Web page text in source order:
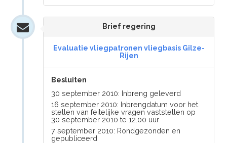
Brief regering
Evaluatie vliegpatronen vliegbasis Gilze-
Rijen
Besluiten
30 september 2010: Inbreng geleverd
16 september 2010: Inbrengdatum voor het
stellen van feitelijke vragen vaststellen op
30 september 2010 te 12.00 uur
7 september 2010: Rondgezonden en
gepubliceerd